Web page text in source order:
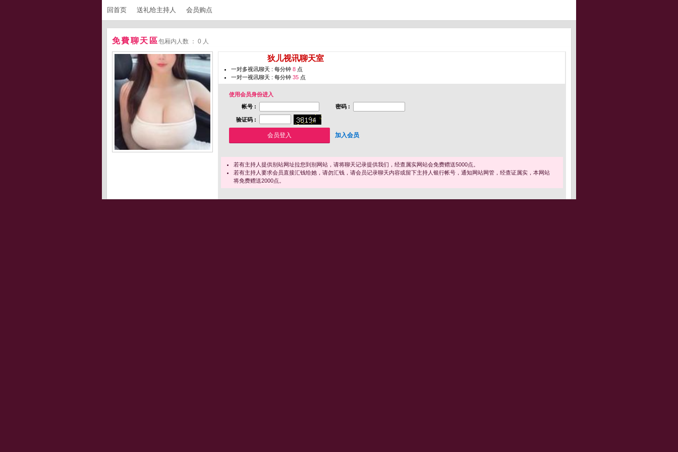
回首页 送礼给主持人 会员购点
免費聊天區包厢内人数 ： 0 人
狄儿视讯聊天室
一对多视讯聊天 : 每分钟 8 点
一对一视讯聊天 : 每分钟 35 点
使用会员身份进入
帐号 :
密码 :
验证码 :
加入会员
若有主持人提供别站网址拉您到别网站，请将聊天记录提供我们，经查属实网站会免费赠送5000点。
若有主持人要求会员直接汇钱给她，请勿汇钱，请会员记录聊天内容或留下主持人银行帐号，通知网站网管，经查证属实，本网站
将免费赠送2000点。